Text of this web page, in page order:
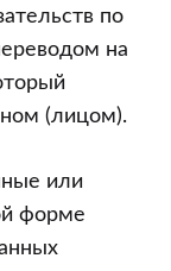
по
на
(лицом).
или
форме